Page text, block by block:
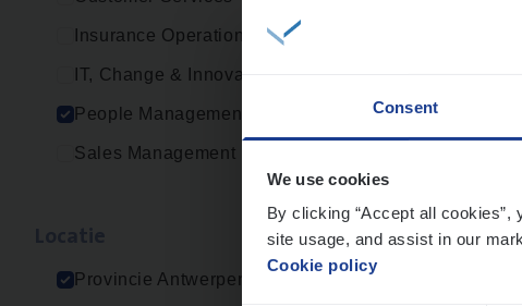
Consent
We use cookies
By clicking “Accept all
site usage, and assist in our
Cookie policy
Insurance Operations
IT, Change & Innovation
People Management
Sales Management
Provincie Antwerpen